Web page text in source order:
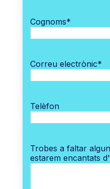
Cognoms*
Correu electrònic*
Telèfon
Trobes a faltar
estarem encantats